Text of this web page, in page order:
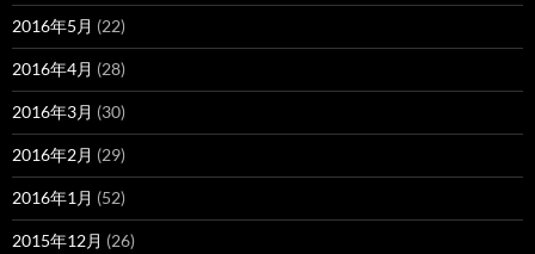
2016年5月 (22)
2016年4月 (28)
2016年3月 (30)
2016年2月 (29)
2016年1月 (52)
2015年12月 (26)